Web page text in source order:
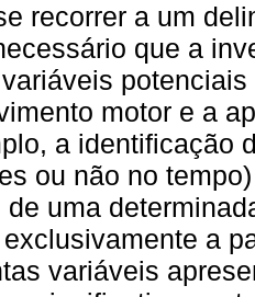
recorrer a um
que a
motor e a
a identificação
ou não no
de uma
a
variáveis